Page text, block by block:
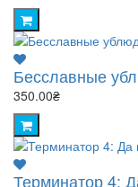
Бесславные
350.00₴
Терминатор 4: